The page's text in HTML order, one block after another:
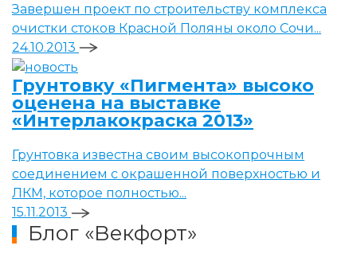
Завершен проект по строительству комплекса
очистки стоков Красной Поляны около Сочи...
24.10.2013
Грунтовку «Пигмента» высоко
оценена на выставке
«Интерлакокраска 2013»
Грунтовка известна своим высокопрочным
соединением с окрашенной поверхностью и
ЛКМ, которое полностью...
15.11.2013
Блог «Векфорт»